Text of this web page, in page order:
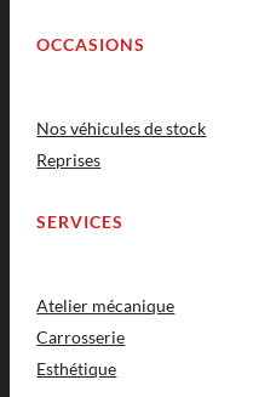
OCCASIONS
Nos véhicules de stock
Reprises
SERVICES
Atelier mécanique
Carrosserie
Esthétique